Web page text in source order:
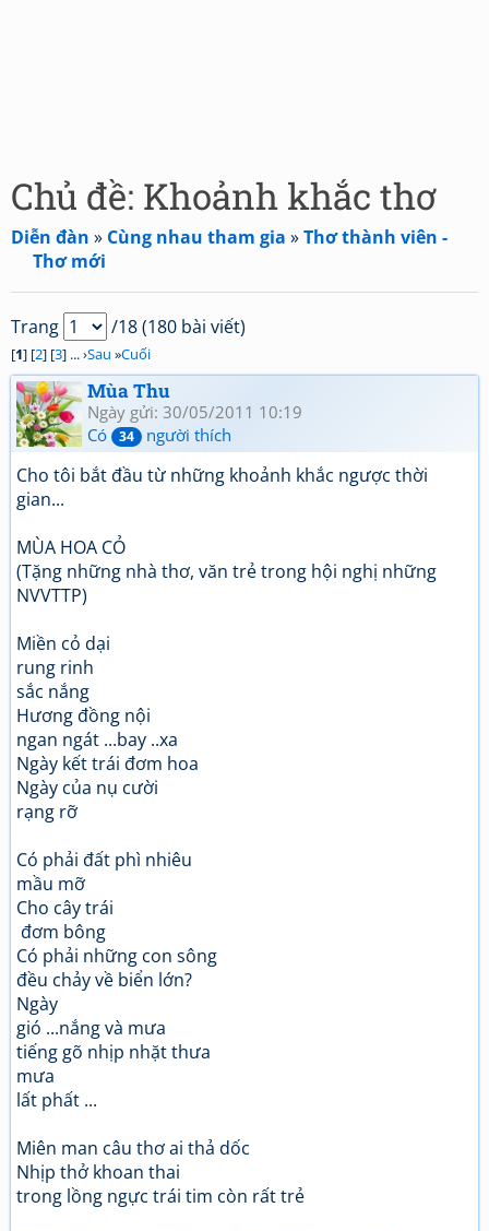
Chủ đề: Khoảnh khắc thơ
Diễn đàn » Cùng nhau tham gia »Thơ thành viên -
Thơ mới
Trang /18 (180 bài viết)
[1] [2] [3] ... ›Sau »Cuối
Mùa Thu
Ngày gửi: 30/05/2011 10:19
Có
34 người thích
Cho tôi bắt đầu từ những khoảnh khắc ngược thời
gian...
MÙA HOA CỎ
(Tặng những nhà thơ, văn trẻ trong hội nghị những
NVVTTP)
Miền cỏ dại
rung rinh
sắc nắng
Hương đồng nội
ngan ngát ...bay ..xa
Ngày kết trái đơm hoa
Ngày của nụ cười
rạng rỡ
Có phải đất phì nhiêu
mầu mỡ
Cho cây trái
đơm bông
Có phải những con sông
đều chảy về biển lớn?
Ngày
gió ...nắng và mưa
tiếng gõ nhịp nhặt thưa
mưa
lất phất ...
Miên man câu thơ ai thả dốc
Nhịp thở khoan thai
trong lồng ngực trái tim còn rất trẻ